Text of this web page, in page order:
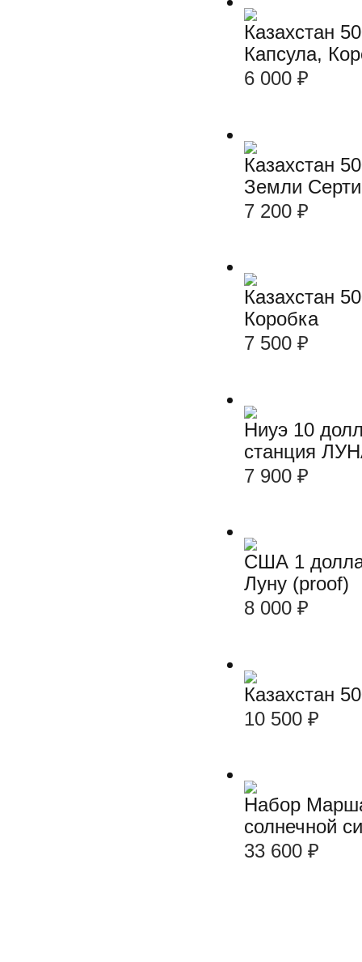
Казахстан
Капсула,
6 000 ₽
Казахстан
Земли
7 200 ₽
Казахстан
Коробка
7 500 ₽
Ниуэ 10
станция
7 900 ₽
США 1
Луну (proof)
8 000 ₽
Казахстан
10 500 ₽
Набор
солнечной
33 600 ₽